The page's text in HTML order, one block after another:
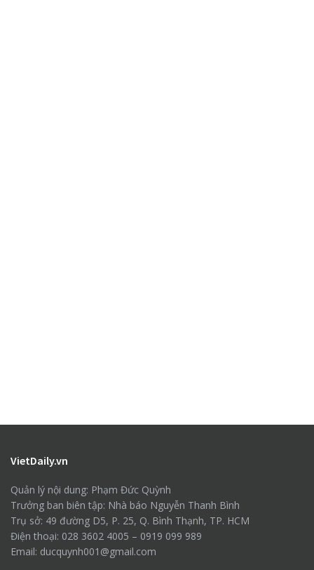
VietDaily.vn
Quản lý nội dung: Phạm Đức Quỳnh
Trưởng ban biên tập: Nhà báo Nguyễn Thanh Bình
Trụ sở: 49 đường D5, P. 25, Q. Bình Thạnh, TP. HCM
Điện thoại: 028 3602 4005 – 0919 099 989
Email: ducquynh001@gmail.com